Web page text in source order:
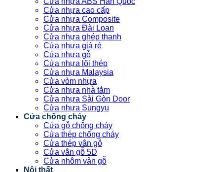
Cửa nhựa cao cấp
Cửa nhựa Composite
Cửa nhựa Đài Loan
Cửa nhựa ghép thanh
Cửa nhựa giá rẻ
Cửa nhựa gỗ
Cửa nhựa lõi thép
Cửa nhựa Malaysia
Cửa vòm nhựa
Cửa nhựa nhà tắm
Cửa nhựa Sài Gòn Door
Cửa nhựa Sungyu
Cửa chống cháy
Cửa gỗ chống cháy
Cửa thép chống cháy
Cửa thép vân gỗ
Cửa vân gỗ 5D
Cửa nhôm vân gỗ
Nội thất